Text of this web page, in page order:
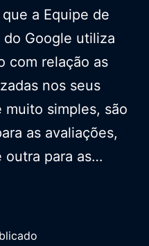
a Equipe de
Google utiliza
com relação as
nos seus
muito simples, são
as avaliações,
outra para as…